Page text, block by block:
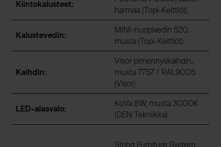
Kiintokalusteet:
harmaa (Topi-Keittiöt)
Kalustevedin:
MINI-nuppivedin 520,
musta (Topi-Keittiöt)
Kaihdin:
Visor pimennyskaihdin,
musta 7757 / RAL9005
(Visor)
LED-alasvalo:
KoVa 8W, musta 3000K
(DEN Tekniikka)
String Furniture System,